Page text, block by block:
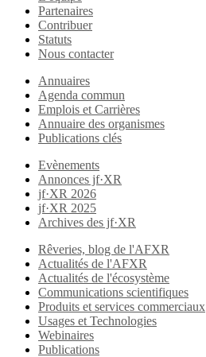
Partenaires
Contribuer
Statuts
Nous contacter
Annuaires
Agenda commun
Emplois et Carrières
Annuaire des organismes
Publications clés
Evènements
Annonces jf·XR
jf·XR 2026
jf·XR 2025
Archives des jf·XR
Rêveries, blog de l'AFXR
Actualités de l'AFXR
Actualités de l'écosystème
Communications scientifiques
Produits et services commerciaux
Usages et Technologies
Webinaires
Publications